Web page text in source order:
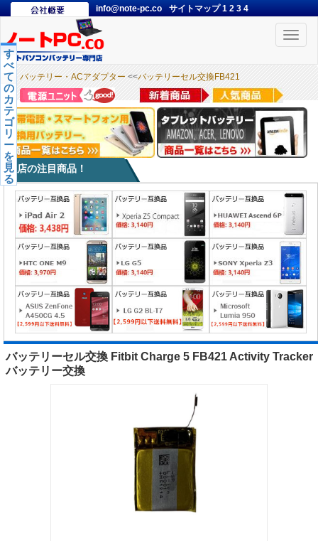
info@note-pc.co サイトマップ1 2 3 4
Toggle
バッテリー・ACアダプター <<バッテリーセル交換FB421
す
べ
て
の
カ
テ
ゴ
リ
ー
を
見
る
本店の注目商品！
バッテリーセル交換 Fitbit Charge 5 FB421 Activity Tracker
バッテリー交換